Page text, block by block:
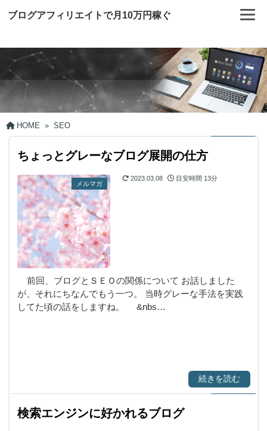
ブログアフィリエイトで月10万円稼ぐ
HOME » SEO
ちょっとグレーなブログ展開の仕方
メルマガ
2023.03.08 目安時間 13分
前回、ブログとＳＥＯの関係について お話しました
が、それにちなんでもう一つ。 当時グレーな手法を実践
してた頃の話をしますね。 &nbs…
続きを読む
検索エンジンに好かれるブログ